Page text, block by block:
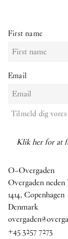
First name
Email
Tilmeld dig
Klik her for at
O–Overgaden
Overgaden neden
1414, Copenhagen
Denmark
+45 3257 7273